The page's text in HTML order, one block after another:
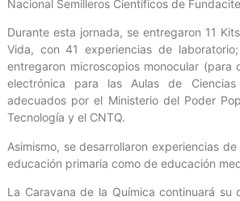
Nacional Semilleros Científicos de
Durante esta jornada, se entregaron 11
Vida, con 41 experiencias de
entregaron microscopios monocular (para
electrónica para las Aulas de
adecuados por el Ministerio del Poder
Tecnología y el CNTQ.
Asimismo, se desarrollaron experiencias
educación primaria como de educación
La Caravana de la Química continuará su